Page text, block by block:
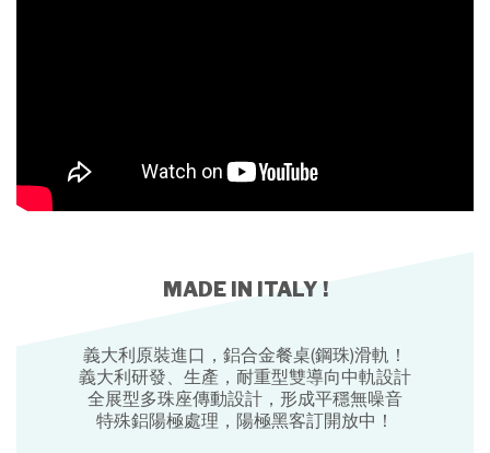
MADE IN ITALY !
義大利原裝進口，鋁合金餐桌(鋼珠)滑軌！
義大利研發、生產，耐重型雙導向中軌設計
全展型多珠座傳動設計，形成平穩無噪音
特殊鋁陽極處理，陽極黑客訂開放中！